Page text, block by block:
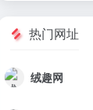
热门网址
绒趣网